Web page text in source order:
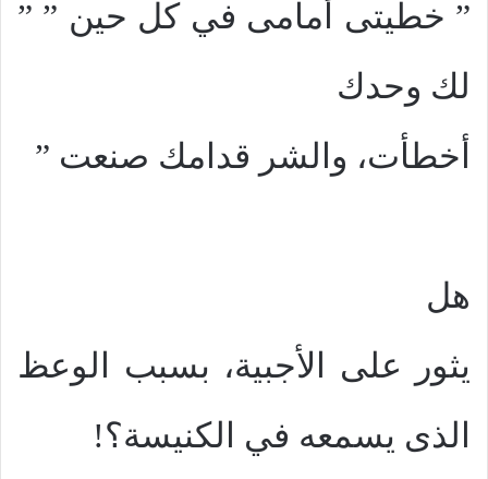
” خطيتى أمامى في كل حين ” ”
لك وحدك
أخطأت، والشر قدامك صنعت ”
هل
يثور على الأجبية، بسبب الوعظ
الذى يسمعه في الكنيسة؟!